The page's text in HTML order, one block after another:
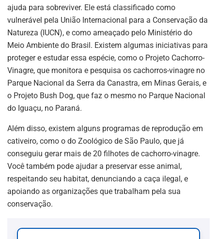
ajuda para sobreviver. Ele está classificado como
vulnerável pela União Internacional para a Conservação da
Natureza (IUCN), e como ameaçado pelo Ministério do
Meio Ambiente do Brasil. Existem algumas iniciativas para
proteger e estudar essa espécie, como o Projeto Cachorro-
Vinagre, que monitora e pesquisa os cachorros-vinagre no
Parque Nacional da Serra da Canastra, em Minas Gerais, e
o Projeto Bush Dog, que faz o mesmo no Parque Nacional
do Iguaçu, no Paraná.
Além disso, existem alguns programas de reprodução em
cativeiro, como o do Zoológico de São Paulo, que já
conseguiu gerar mais de 20 filhotes de cachorro-vinagre.
Você também pode ajudar a preservar esse animal,
respeitando seu habitat, denunciando a caça ilegal, e
apoiando as organizações que trabalham pela sua
conservação.